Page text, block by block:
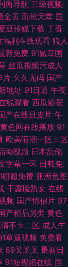
所导航 三级视频
全黄 乱伦天堂 国
豆传媒下载 丁香
福利在线观看 狼人
新免费 91嫩草国
丝瓜视频污成人
片 久久无码 国产
地址 91日逼 午夜
线观看 西瓜影院
产在线日皮片 午
黄色网在线播放 91
欧美喷潮一区二区
呦视频 日本乱伦
字幕一区 日韩免
碰超免费 亚洲色图
干露脸熟女 在线
频 国产情侣片 97
产精品另类 黄色
不卡二区 成人午
草逼视频 免费看
69叉叉叉 最新日
91短视频在线 国